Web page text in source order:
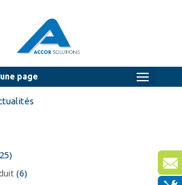
page
(6)